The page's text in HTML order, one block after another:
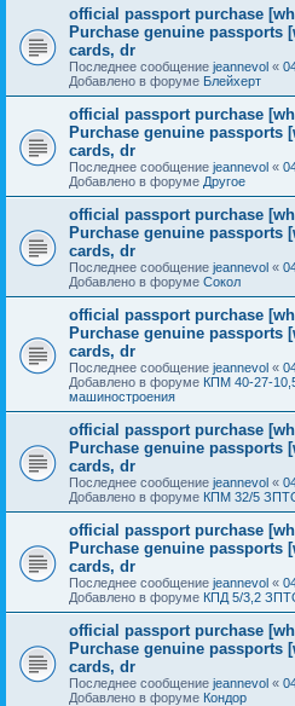
official passport purchase
Purchase genuine passports
cards, dr
Последнее сообщение jeannevol «
Добавлено в форуме Блейхерт
official passport purchase
Purchase genuine passports
cards, dr
Последнее сообщение jeannevol «
Добавлено в форуме Другое
official passport purchase
Purchase genuine passports
cards, dr
Последнее сообщение jeannevol «
Добавлено в форуме Сокол
official passport purchase
Purchase genuine passports
cards, dr
Последнее сообщение jeannevol «
Добавлено в форуме КПМ 40-27-
машиностроения
official passport purchase
Purchase genuine passports
cards, dr
Последнее сообщение jeannevol «
Добавлено в форуме КПМ 32/5
official passport purchase
Purchase genuine passports
cards, dr
Последнее сообщение jeannevol «
Добавлено в форуме КПД 5/3,2
official passport purchase
Purchase genuine passports
cards, dr
Последнее сообщение jeannevol «
Добавлено в форуме Кондор